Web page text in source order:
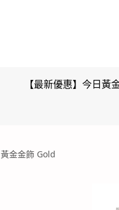
【最新優惠】今日黃
黃金金飾 Gold